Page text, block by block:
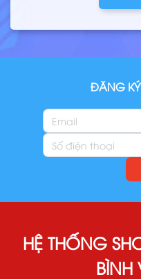
ĐĂNG
HỆ THỐNG
BÌNH